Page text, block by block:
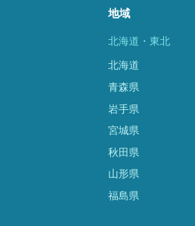
地域
北海道・東北
北海道
青森県
岩手県
宮城県
秋田県
山形県
福島県